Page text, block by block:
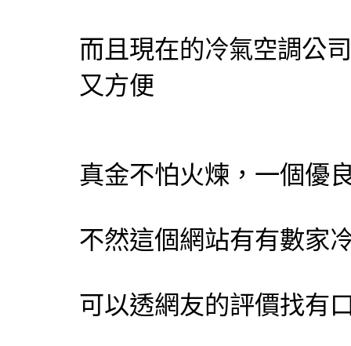
而且現在的冷氣空調公
又方便
真金不怕火煉，一個優
不然這個網站有有數家
可以透網友的評價找有